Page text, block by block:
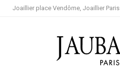
Joaillier place Vendôme, Joaillier Paris